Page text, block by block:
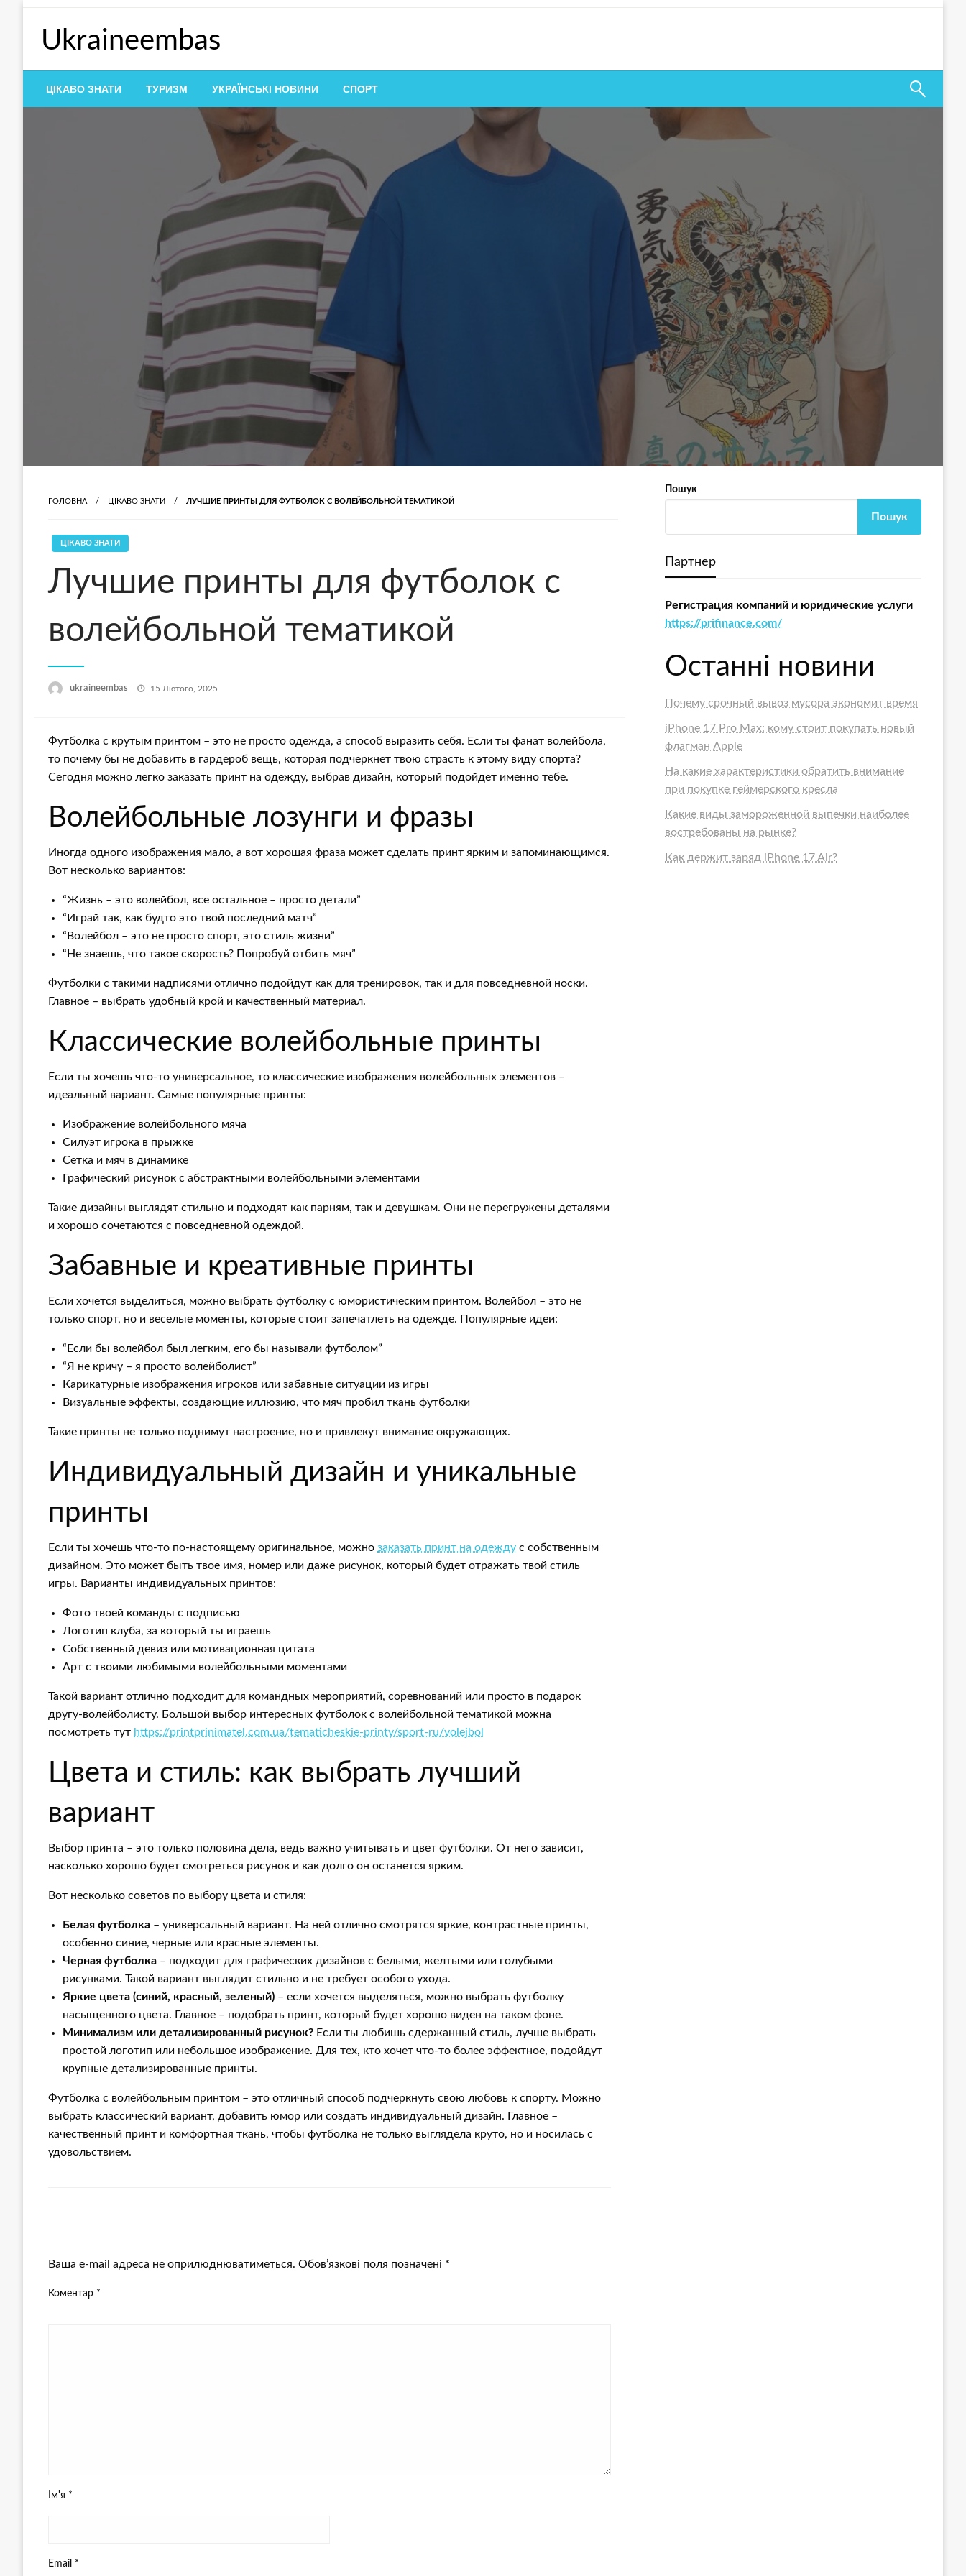
Перейти
контентуUkraineembas
ЦІКАВО ЗНАТИ ТУРИЗМ УКРАЇНСЬКІ НОВИНИ СПОРТ
ГОЛОВНА ЦІКАВО ЗНАТИ ЛУЧШИЕ ПРИНТЫ ДЛЯ ФУТБОЛОК С ВОЛЕЙБОЛЬНОЙ ТЕМАТИКОЙ
ЦІКАВО ЗНАТИ
Лучшие принты для футболок с
волейбольной тематикой
ukraineembas Опубліковано
15 Лютого, 2025
Футболка с крутым принтом – это не просто одежда, а способ выразить себя. Если ты фанат волейбола,
то почему бы не добавить в гардероб вещь, которая подчеркнет твою страсть к этому виду спорта?
Сегодня можно легко заказать принт на одежду, выбрав дизайн, который подойдет именно тебе.
Волейбольные лозунги и фразы
Иногда одного изображения мало, а вот хорошая фраза может сделать принт ярким и запоминающимся.
Вот несколько вариантов:
“Жизнь – это волейбол, все остальное – просто детали”
“Играй так, как будто это твой последний матч”
“Волейбол – это не просто спорт, это стиль жизни”
“Не знаешь, что такое скорость? Попробуй отбить мяч”
Футболки с такими надписями отлично подойдут как для тренировок, так и для повседневной носки.
Главное – выбрать удобный крой и качественный материал.
Классические волейбольные принты
Если ты хочешь что-то универсальное, то классические изображения волейбольных элементов –
идеальный вариант. Самые популярные принты:
Изображение волейбольного мяча
Силуэт игрока в прыжке
Сетка и мяч в динамике
Графический рисунок с абстрактными волейбольными элементами
Такие дизайны выглядят стильно и подходят как парням, так и девушкам. Они не перегружены деталями
и хорошо сочетаются с повседневной одеждой.
Забавные и креативные принты
Если хочется выделиться, можно выбрать футболку с юмористическим принтом. Волейбол – это не
только спорт, но и веселые моменты, которые стоит запечатлеть на одежде. Популярные идеи:
“Если бы волейбол был легким, его бы называли футболом”
“Я не кричу – я просто волейболист”
Карикатурные изображения игроков или забавные ситуации из игры
Визуальные эффекты, создающие иллюзию, что мяч пробил ткань футболки
Такие принты не только поднимут настроение, но и привлекут внимание окружающих.
Индивидуальный дизайн и уникальные
принты
Если ты хочешь что-то по-настоящему оригинальное, можно заказать принт на одежду с собственным
дизайном. Это может быть твое имя, номер или даже рисунок, который будет отражать твой стиль
игры. Варианты индивидуальных принтов:
Фото твоей команды с подписью
Логотип клуба, за который ты играешь
Собственный девиз или мотивационная цитата
Арт с твоими любимыми волейбольными моментами
Такой вариант отлично подходит для командных мероприятий, соревнований или просто в подарок
другу-волейболисту. Большой выбор интересных футболок с волейбольной тематикой можна
посмотреть тут https://printprinimatel.com.ua/tematicheskie-printy/sport-ru/volejbol
Цвета и стиль: как выбрать лучший
вариант
Выбор принта – это только половина дела, ведь важно учитывать и цвет футболки. От него зависит,
насколько хорошо будет смотреться рисунок и как долго он останется ярким.
Вот несколько советов по выбору цвета и стиля:
Белая футболка – универсальный вариант. На ней отлично смотрятся яркие, контрастные принты,
особенно синие, черные или красные элементы.
Черная футболка – подходит для графических дизайнов с белыми, желтыми или голубыми
рисунками. Такой вариант выглядит стильно и не требует особого ухода.
Яркие цвета (синий, красный, зеленый) – если хочется выделяться, можно выбрать футболку
насыщенного цвета. Главное – подобрать принт, который будет хорошо виден на таком фоне.
Минимализм или детализированный рисунок? Если ты любишь сдержанный стиль, лучше выбрать
простой логотип или небольшое изображение. Для тех, кто хочет что-то более эффектное, подойдут
крупные детализированные принты.
Футболка с волейбольным принтом – это отличный способ подчеркнуть свою любовь к спорту. Можно
выбрать классический вариант, добавить юмор или создать индивидуальный дизайн. Главное –
качественный принт и комфортная ткань, чтобы футболка не только выглядела круто, но и носилась с
удовольствием.
Ваша e-mail адреса не оприлюднюватиметься. Обов’язкові поля позначені *
Коментар *
Ім'я *
Email *
Пошук
Пошук
Партнер
Регистрация компаний и юридические услуги
https://prifinance.com/
Останні новини
Почему срочный вывоз мусора экономит время
iPhone 17 Pro Max: кому стоит покупать новый
флагман Apple
На какие характеристики обратить внимание
при покупке геймерского кресла
Какие виды замороженной выпечки наиболее
востребованы на рынке?
Как держит заряд iPhone 17 Air?